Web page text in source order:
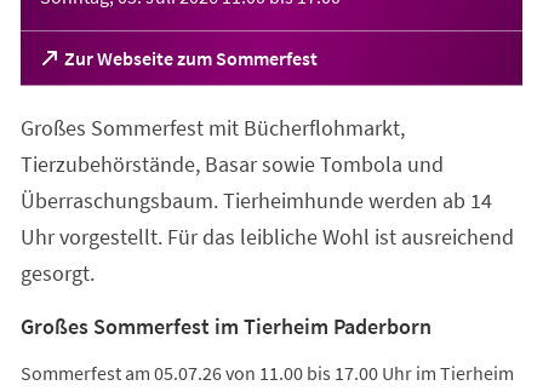
Zur Webseite zum Sommerfest
(Öffnet
in
neuen
Großes Sommerfest mit Bücherflohmarkt,
Tierzubehörstände, Basar sowie Tombola und
Überraschungsbaum. Tierheimhunde werden ab 14
Uhr vorgestellt. Für das leibliche Wohl ist ausreichend
gesorgt.
Großes Sommerfest im Tierheim Paderborn
Sommerfest am 05.07.26 von 11.00 bis 17.00 Uhr im Tierheim